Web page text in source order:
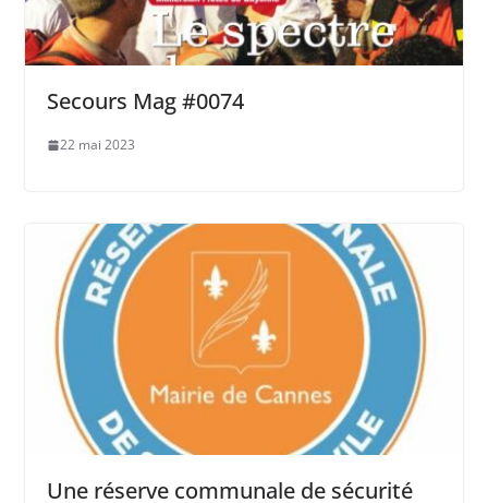
Secours Mag #0074
22 mai 2023
Une réserve communale de sécurité